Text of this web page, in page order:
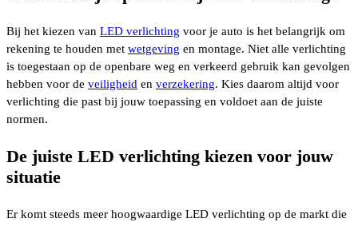
Bij het kiezen van LED verlichting voor je auto is het belangrijk om
rekening te houden met wetgeving en montage. Niet alle verlichting
is toegestaan op de openbare weg en verkeerd gebruik kan gevolgen
hebben voor de veiligheid en verzekering. Kies daarom altijd voor
verlichting die past bij jouw toepassing en voldoet aan de juiste
normen.
De juiste LED verlichting kiezen voor jouw
situatie
Er komt steeds meer hoogwaardige LED verlichting op de markt die